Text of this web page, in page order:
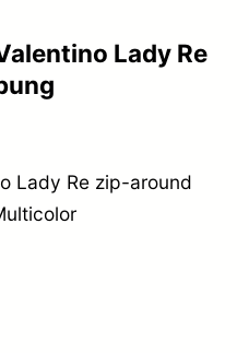
Lady Re
Lady Re zip-around